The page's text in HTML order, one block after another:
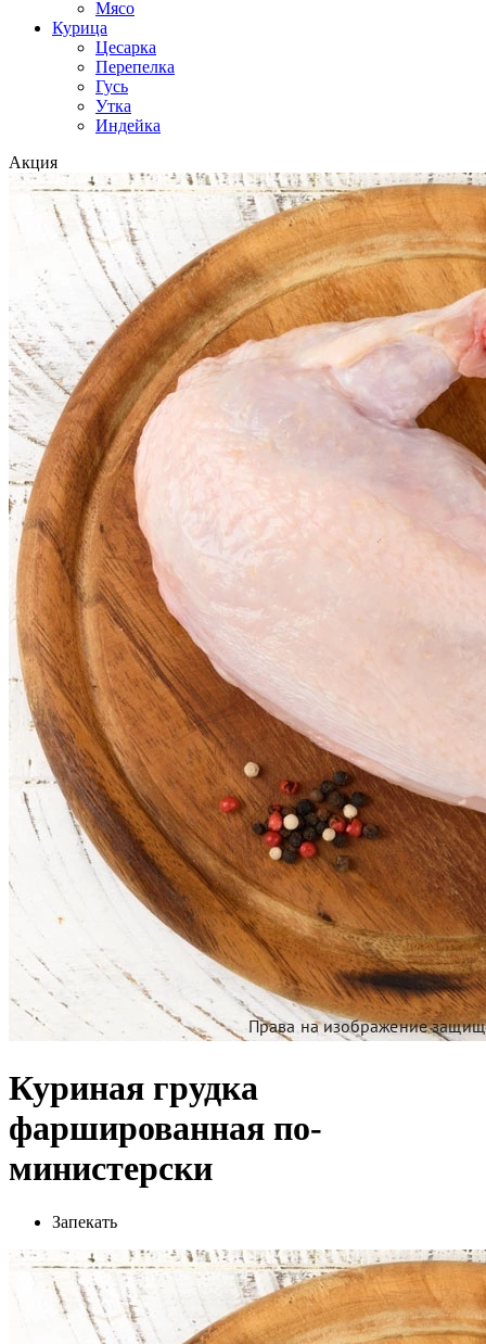
Мясо
Курица
Цесарка
Перепелка
Гусь
Утка
Индейка
Акция
Куриная грудка
фаршированная по-
министерски
Запекать